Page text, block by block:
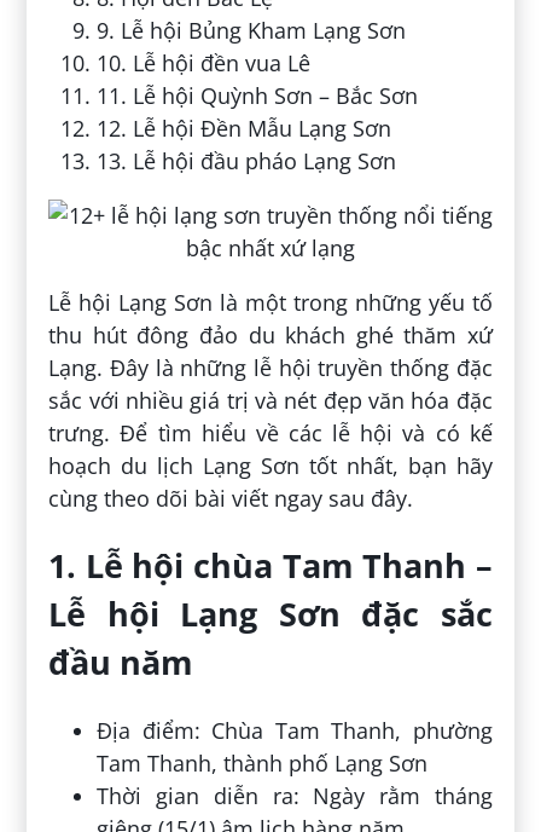
9. Lễ hội Bủng Kham Lạng Sơn
10. Lễ hội đền vua Lê
11. Lễ hội Quỳnh Sơn – Bắc Sơn
12. Lễ hội Đền Mẫu Lạng Sơn
13. Lễ hội đầu pháo Lạng Sơn
Lễ hội Lạng Sơn là một trong những yếu tố
thu hút đông đảo du khách ghé thăm xứ
Lạng. Đây là những lễ hội truyền thống đặc
sắc với nhiều giá trị và nét đẹp văn hóa đặc
trưng. Để tìm hiểu về các lễ hội và có kế
hoạch du lịch Lạng Sơn tốt nhất, bạn hãy
cùng theo dõi bài viết ngay sau đây.
1. Lễ hội chùa Tam Thanh –
Lễ hội Lạng Sơn đặc sắc
đầu năm
Địa điểm: Chùa Tam Thanh, phường
Tam Thanh, thành phố Lạng Sơn
Thời gian diễn ra: Ngày rằm tháng